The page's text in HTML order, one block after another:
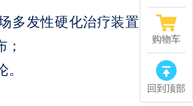
购物车
回到顶部
多发性硬化治疗装置主要生